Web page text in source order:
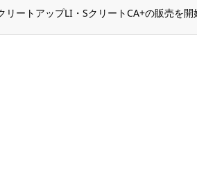
リートアップLI・SクリートCA+の販売を開